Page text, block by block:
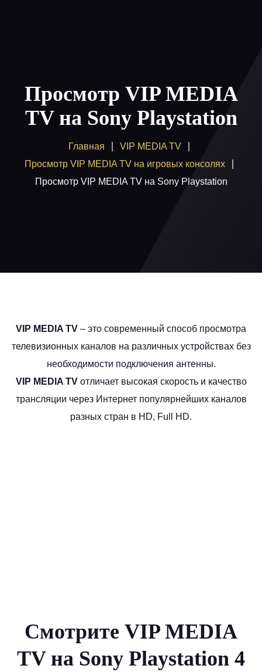
Как смотреть
Купить
Помощь
Просмотр VIP MEDIA
TV на Sony Playstation
Главная
VIP MEDIA TV
Просмотр VIP MEDIA TV на игровых консолях
Просмотр VIP MEDIA TV на Sony Playstation
VIP MEDIA TV – это современный способ просмотра
телевизионных каналов на различных устройствах без
необходимости подключения антенны.
VIP MEDIA TV отличает высокая скорость и качество
трансляции через Интернет популярнейших каналов
разных стран в HD, Full HD.
Смотрите VIP MEDIA
TV на Sony Playstation 4